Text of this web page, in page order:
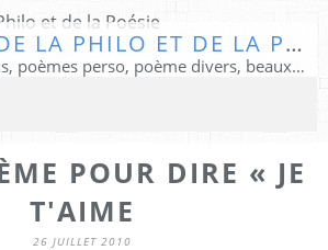
LE MONDE DE LA PHILO ET DE LA POÉSIE
Extraits de livres lus, poèmes perso, poème divers, beaux textes...
POUR DIRE « JE
T'AIME
26 JUILLET 2010